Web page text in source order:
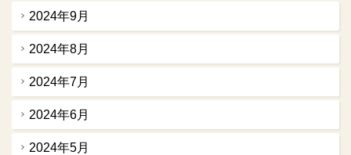
2024年9月
2024年8月
2024年7月
2024年6月
2024年5月